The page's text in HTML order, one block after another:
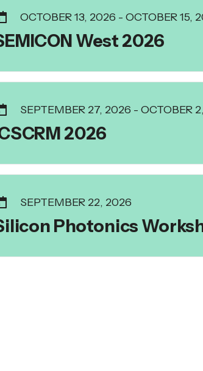
OCTOBER 13, 2026 - OCTOBER 15,
West 2026
SEPTEMBER 27, 2026 - OCTOBER
2026
SEPTEMBER 22, 2026
Photonics